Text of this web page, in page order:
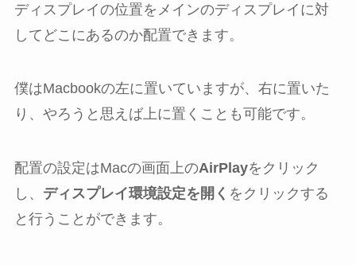
ディスプレイの位置をメインのディスプレイに対
してどこにあるのか配置できます。
僕はMacbookの左に置いていますが、右に置いた
り、やろうと思えば上に置くことも可能です。
配置の設定はMacの画面上のAirPlayをクリック
し、 ディスプレイ環境設定を開く をクリックする
と行うことができます。